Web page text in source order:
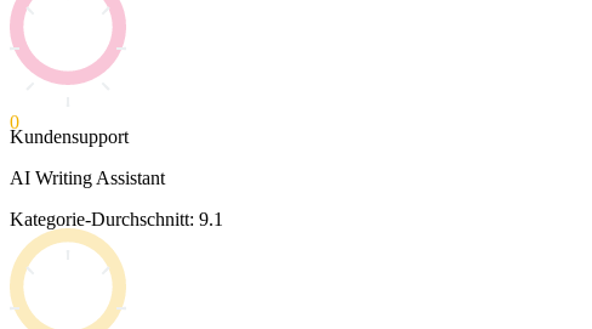
0
Kundensupport
AI Writing Assistant
Kategorie-Durchschnitt: 9.1